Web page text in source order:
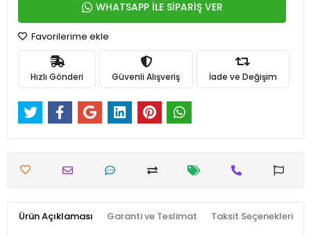
WHATSAPP İLE SİPARİŞ VER
Favorilerime ekle
Hızlı Gönderi Güvenli Alışveriş İade ve Değişim
Ürün Açıklaması Garanti ve Teslimat Taksit Seçenekleri